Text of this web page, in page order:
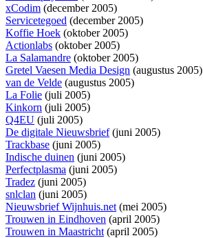
xCodim (december 2005)
Servicetegoed (december 2005)
Koffie Hoek (oktober 2005)
Actionlabs (oktober 2005)
La Salamandre (oktober 2005)
Gretel Vaesen Media Design (augustus 2005)
van de Velde (augustus 2005)
La Folie (juli 2005)
Kinkorn (juli 2005)
Q4EU (juli 2005)
De digitale Nieuwsbrief(juni 2005)
Trackbase (juni 2005)
Indische duinen (juni 2005)
Perfectplasma (juni 2005)
Tradez (juni 2005)
snlclan (juni 2005)
Nieuwsbrief Wijnhuis.net(mei 2005)
Trouwen in Eindhoven (april 2005)
Trouwen in Maastricht(april 2005)